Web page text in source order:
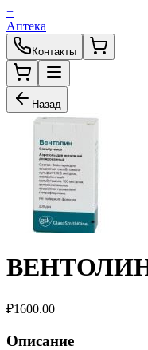
+
Аптека
Контакты
Назад
₽1600.00
Описание